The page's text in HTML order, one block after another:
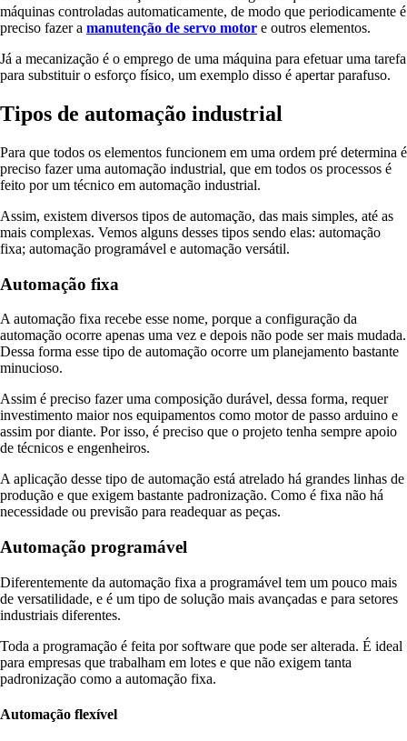
máquinas controladas automaticamente, de modo que periodicamente é
preciso fazer a manutenção de servo motor e outros elementos.
Já a mecanização é o emprego de uma máquina para efetuar uma tarefa
para substituir o esforço físico, um exemplo disso é apertar parafuso.
Tipos de automação industrial
Para que todos os elementos funcionem em uma ordem pré determina é
preciso fazer uma automação industrial, que em todos os processos é
feito por um técnico em automação industrial.
Assim, existem diversos tipos de automação, das mais simples, até as
mais complexas. Vemos alguns desses tipos sendo elas: automação
fixa; automação programável e automação versátil.
Automação fixa
A automação fixa recebe esse nome, porque a configuração da
automação ocorre apenas uma vez e depois não pode ser mais mudada.
Dessa forma esse tipo de automação ocorre um planejamento bastante
minucioso.
Assim é preciso fazer uma composição durável, dessa forma, requer
investimento maior nos equipamentos como motor de passo arduino e
assim por diante. Por isso, é preciso que o projeto tenha sempre apoio
de técnicos e engenheiros.
A aplicação desse tipo de automação está atrelado há grandes linhas de
produção e que exigem bastante padronização. Como é fixa não há
necessidade ou previsão para readequar as peças.
Automação programável
Diferentemente da automação fixa a programável tem um pouco mais
de versatilidade, e é um tipo de solução mais avançadas e para setores
industriais diferentes.
Toda a programação é feita por software que pode ser alterada. É ideal
para empresas que trabalham em lotes e que não exigem tanta
padronização como a automação fixa.
Automação flexível